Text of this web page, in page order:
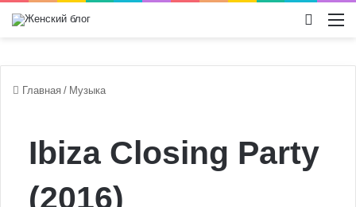
Главная / Музыка
Ibiza Closing Party
(2016)